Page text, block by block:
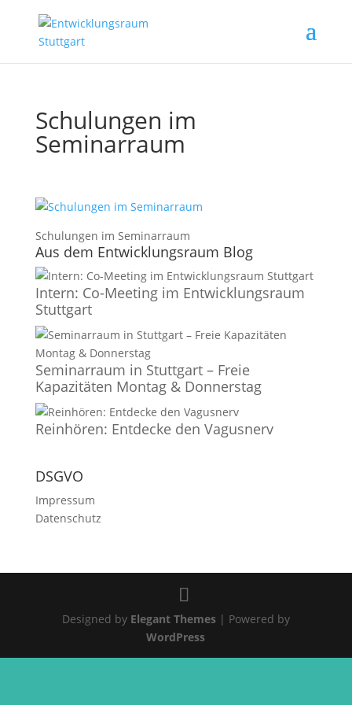
Schulungen im
Seminarraum
Schulungen im Seminarraum
Aus dem Entwicklungsraum Blog
Intern: Co-Meeting im Entwicklungsraum
Stuttgart
Seminarraum in Stuttgart – Freie
Kapazitäten Montag & Donnerstag
Reinhören: Entdecke den Vagusnerv
DSGVO
Impressum
Datenschutz
Designed by Elegant Themes| Powered by
WordPress